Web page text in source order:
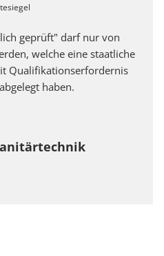
geprüft" darf nur von
welche eine staatliche
Qualifikationserfordernis
haben.